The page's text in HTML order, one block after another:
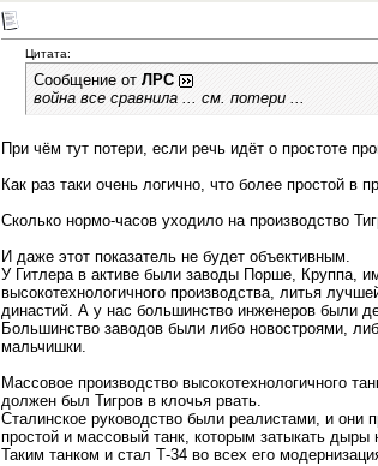
Цитата:
Сообщение от ЛРС
война все сравнила ... см. потери ...
При чём тут потери, если речь идёт о простоте
Как раз таки очень логично, что более простой в
Сколько нормо-часов уходило на производство
И даже этот показатель не будет объективным.
У Гитлера в активе были заводы Порше, Круппа,
высокотехнологичного производства, литья
династий. А у нас большинство инженеров были
Большинство заводов были либо новостроями,
мальчишки.
Массовое производство высокотехнологичного
должен был Тигров в клочья рвать.
Сталинское руководство были реалистами, и
простой и массовый танк, которым затыкать дыры
Таким танком и стал Т-34 во всех его